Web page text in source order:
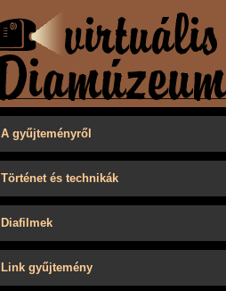
A gyűjteményről
Történet és technikák
Diafilmek
Link gyűjtemény